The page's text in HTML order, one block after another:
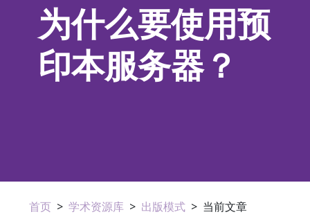
为什么要使用预
印本服务器？
首页 > 学术资源库 > 出版模式 > 当前文章